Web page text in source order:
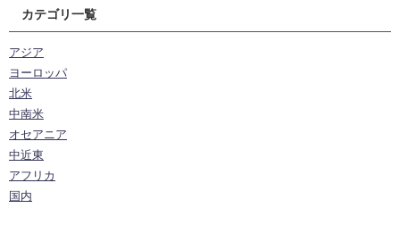
カテゴリ一覧
アジア
ヨーロッパ
北米
中南米
オセアニア
中近東
アフリカ
国内